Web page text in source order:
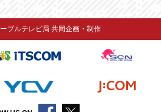
ブルテレビ局 共同企画・制作